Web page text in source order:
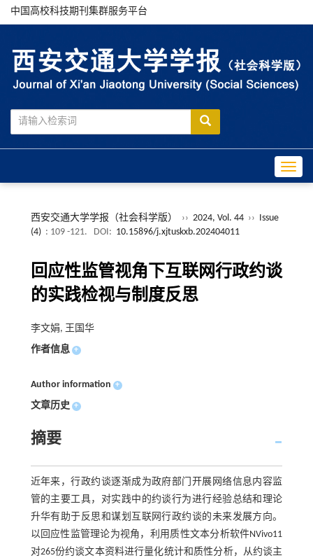
中国高校科技期刊集群服务平台
西安交通大学学报（社会科学版） ›› 2024, Vol. 44 ›› Issue
(4) : 109 -121. DOI: 10.15896/j.xjtuskxb.202404011
回应性监管视角下互联网行政约谈
的实践检视与制度反思
李文娟, 王国华
作者信息 +
Author information +
文章历史 +
摘要
近年来，行政约谈逐渐成为政府部门开展网络信息内容监
管的主要工具，对实践中的约谈行为进行经验总结和理论
升华有助于反思和谋划互联网行政约谈的未来发展方向。
以回应性监管理论为视角，利用质性文本分析软件NVivo11
对265份约谈文本资料进行量化统计和质性分析，从约谈主